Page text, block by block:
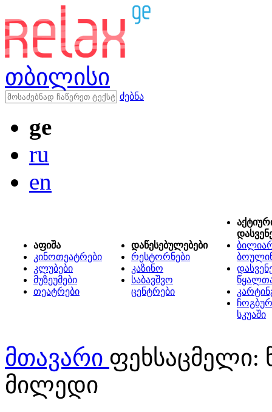
თბილისი
ძებნა
ge
ru
en
აფიშა
კინოთეატრები
კლუბები
მუზეუმები
თეატრები
დაწესებულებები
რესტორნები
კაზინო
საბავშვო
ცენტრები
სკუაში
მთავარი ფეხსაცმელი:
მილედი